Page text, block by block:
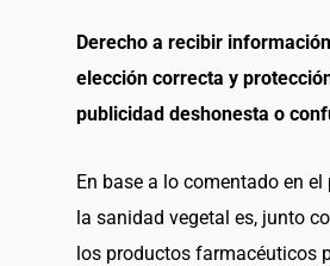
Derecho a recibir
elección correcta y
publicidad deshonesta o
En base a lo comentado en el
la sanidad vegetal es, junto
los productos farmacéuticos